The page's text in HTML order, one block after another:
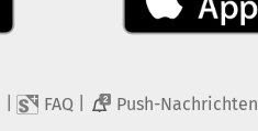
FAQ 2 Push-Nachrichten